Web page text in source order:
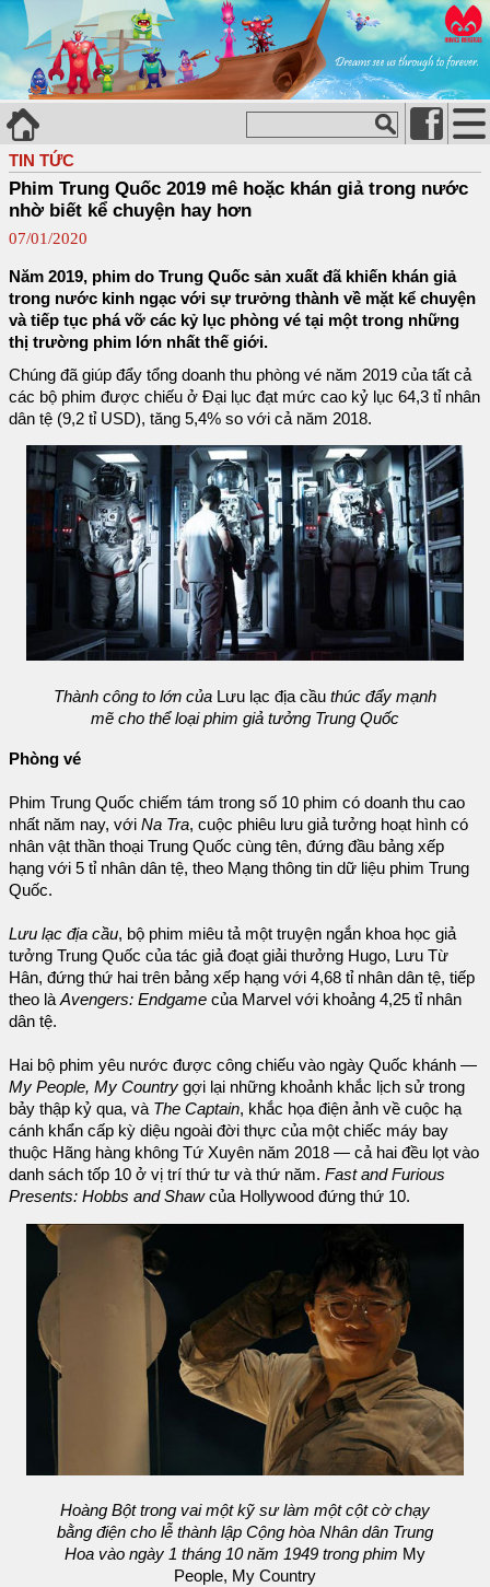
TIN TỨC
Phim Trung Quốc 2019 mê hoặc khán giả trong nước
nhờ biết kể chuyện hay hơn
07/01/2020
Năm 2019, phim do Trung Quốc sản xuất đã khiến khán giả
trong nước kinh ngạc với sự trưởng thành về mặt kể chuyện
và tiếp tục phá vỡ các kỷ lục phòng vé tại một trong những
thị trường phim lớn nhất thế giới.
Chúng đã giúp đẩy tổng doanh thu phòng vé năm 2019 của tất cả
các bộ phim được chiếu ở Đại lục đạt mức cao kỷ lục 64,3 tỉ nhân
dân tệ (9,2 tỉ USD), tăng 5,4% so với cả năm 2018.
Thành công to lớn của Lưu lạc địa cầu thúc đẩy mạnh
mẽ cho thể loại phim giả tưởng Trung Quốc
Phòng vé
Phim Trung Quốc chiếm tám trong số 10 phim có doanh thu cao
nhất năm nay, với Na Tra, cuộc phiêu lưu giả tưởng hoạt hình có
nhân vật thần thoại Trung Quốc cùng tên, đứng đầu bảng xếp
hạng với 5 tỉ nhân dân tệ, theo Mạng thông tin dữ liệu phim Trung
Quốc.
Lưu lạc địa cầu, bộ phim miêu tả một truyện ngắn khoa học giả
tưởng Trung Quốc của tác giả đoạt giải thưởng Hugo, Lưu Từ
Hân, đứng thứ hai trên bảng xếp hạng với 4,68 tỉ nhân dân tệ, tiếp
theo làAvengers: Endgame của Marvel với khoảng 4,25 tỉ nhân
dân tệ.
Hai bộ phim yêu nước được công chiếu vào ngày Quốc khánh —
My People, My Country gợi lại những khoảnh khắc lịch sử trong
bảy thập kỷ qua, và The Captain, khắc họa điện ảnh về cuộc hạ
cánh khẩn cấp kỳ diệu ngoài đời thực của một chiếc máy bay
thuộc Hãng hàng không Tứ Xuyên năm 2018 — cả hai đều lọt vào
danh sách tốp 10 ở vị trí thứ tư và thứ năm. Fast and Furious
Presents: Hobbs and Shawcủa Hollywood đứng thứ 10.
Hoàng Bột trong vai một kỹ sư làm một cột cờ chạy
bằng điện cho lễ thành lập Cộng hòa Nhân dân Trung
Hoa vào ngày 1 tháng 10 năm 1949 trong phim My
People, My Country